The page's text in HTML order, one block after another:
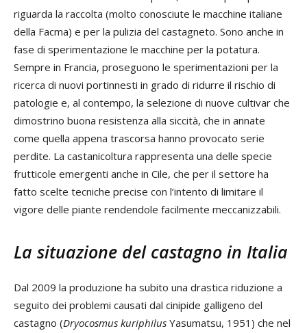
riguarda la raccolta (molto conosciute le macchine italiane
della Facma) e per la pulizia del castagneto. Sono anche in
fase di sperimentazione le macchine per la potatura.
Sempre in Francia, proseguono le sperimentazioni per la
ricerca di nuovi portinnesti in grado di ridurre il rischio di
patologie e, al contempo, la selezione di nuove cultivar che
dimostrino buona resistenza alla siccità, che in annate
come quella appena trascorsa hanno provocato serie
perdite. La castanicoltura rappresenta una delle specie
frutticole emergenti anche in Cile, che per il settore ha
fatto scelte tecniche precise con l’intento di limitare il
vigore delle piante rendendole facilmente meccanizzabili.
La situazione del castagno in Italia
Dal 2009 la produzione ha subito una drastica riduzione a
seguito dei problemi causati dal cinipide galligeno del
castagno (Dryocosmus kuriphilus Yasumatsu, 1951) che nel